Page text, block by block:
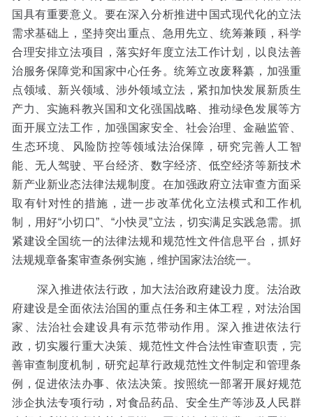
国具有重要意义。要在深入分析推进中国式现代化的立法
需求基础上，坚持突出重点、急用先立、统筹兼顾，科学
合理安排立法项目，落实好年度立法工作计划，以良法善
治服务保障党和国家中心任务。统筹立改废释纂，加强重
点领域、新兴领域、涉外领域立法，紧扣加快发展新质生
产力、实施科教兴国和文化强国战略、推动绿色发展等方
面开展立法工作，加强国家安全、社会治理、金融监管、
生态环境、风险防控等领域法治保障，研究完善人工智
能、无人驾驶、平台经济、数字经济、低空经济等新技术
新产业新业态法律法规制度。在加强政府立法审查方面采
取有针对性的措施，进一步改革优化立法模式和工作机
制，用好“小切口”、“小快灵”立法，切实满足实践急需。抓
紧建设全国统一的法律法规和规范性文件信息平台，抓好
法规规章备案审查条例实施，维护国家法治统一。
深入推进依法行政，加大法治政府建设力度。法治政
府建设是全面依法治国的重点任务和主体工程，对法治国
家、法治社会建设具有示范带动作用。深入推进依法行
政，切实履行重大决策、规范性文件合法性审查职责，完
善审查制度机制，研究起草行政规范性文件制定和管理条
例，促进依法办事、依法决策。按照统一部署开展好规范
涉企执法专项行动，对食品药品、安全生产等涉及人民群